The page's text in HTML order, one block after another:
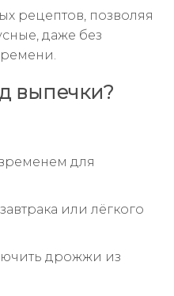
рецептов, позволяя
даже без
выпечки?
для
или лёгкого
дрожжи из